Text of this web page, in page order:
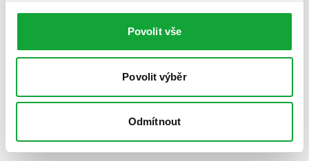
Povolit vše
Povolit výběr
Odmítnout